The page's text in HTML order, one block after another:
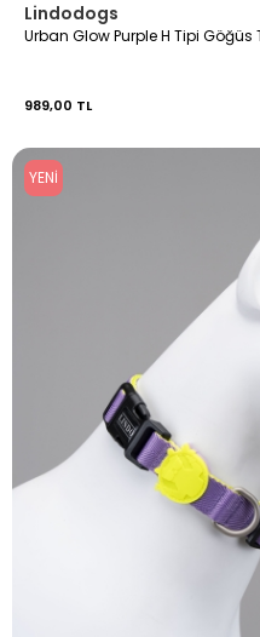
Lindodogs
Urban Glow Purple H Tipi Göğüs
989,00 TL
YENI